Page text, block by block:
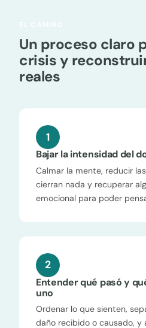
Un proceso claro
crisis y
reales
1
Bajar la intensidad del
Calmar la mente, reducir
cierran nada y recuperar
emocional para poder
2
Entender qué pasó y
uno
Ordenar lo que sienten,
daño recibido o causado, y